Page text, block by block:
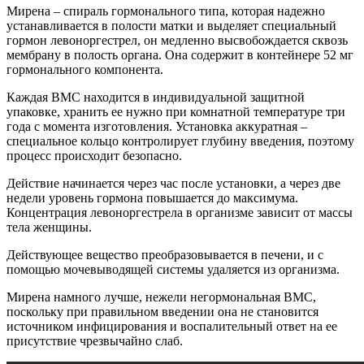
Мирена – спираль гормонального типа, которая надежно
устанавливается в полости матки и выделяет специальный
гормон левоноргестрел, он медленно высвобождается сквозь
мембрану в полость органа. Она содержит в контейнере 52 мг
гормонального компонента.
Каждая ВМС находится в индивидуальной защитной
упаковке, хранить ее нужно при комнатной температуре три
года с момента изготовления. Установка аккуратная –
специальное кольцо контролирует глубину введения, поэтому
процесс происходит безопасно.
Действие начинается через час после установки, а через две
недели уровень гормона повышается до максимума.
Концентрация левоноргестрела в организме зависит от массы
тела женщины.
Действующее вещество преобразовывается в печени, и с
помощью мочевыводящей системы удаляется из организма.
Мирена намного лучше, нежели негормональная ВМС,
поскольку при правильном введении она не становится
источником инфицирования и воспалительный ответ на ее
присутствие чрезвычайно слаб.